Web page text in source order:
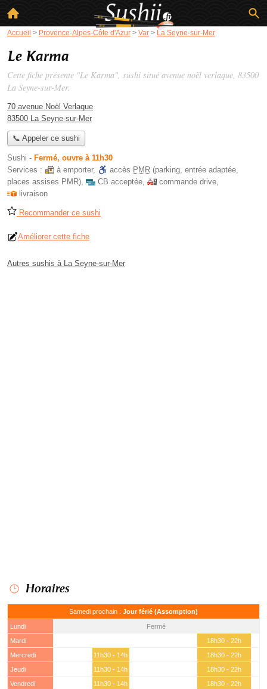
Accueil > Provence-Alpes-Côte d'Azur > Var > La Seyne-sur-Mer
Le Karma
Cette fiche présente "Le Karma", sushi situé avenue noël verlaque, 83500
La Seyne-sur-Mer.
70 avenue Noël Verlaque
83500 La Seyne-sur-Mer
📞 Appeler ce sushi
Sushi - Fermé, ouvre à 11h30
Services :
à emporter, accès PMR (parking, entrée adaptée,
places assises PMR), CB acceptée, commande drive,
livraison
Recommander ce sushi
Améliorer cette fiche
Autres sushis à La Seyne-sur-Mer
Horaires
Samedi prochain : Jour férié (Assomption)
Lundi
Fermé
Mardi
18h30 - 22h
Mercredi
11h30 - 14h
18h30 - 22h
Jeudi
11h30 - 14h
18h30 - 22h
Vendredi
11h30 - 14h
18h30 - 22h